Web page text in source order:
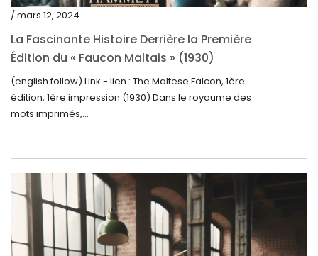
mai 2023
avril 2023
mars 2023
février 2023
janvier 2023
novembre 2022
octobre 2022
septembre 2022
août 2022
/ mars 12, 2024
La Fascinante Histoire Derrière la Première
Édition du « Faucon Maltais » (1930)
(english follow) Link - lien : The Maltese Falcon, 1ère
édition, 1ère impression (1930) Dans le royaume des
mots imprimés,...